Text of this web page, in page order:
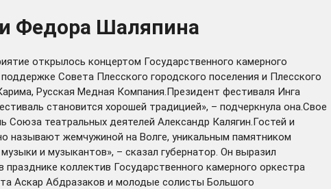
Федора Шаляпина
открылось концертом Государственного камерного
Совета Плесского городского поселения и Плесского
Русская Медная Компания.Президент фестиваля Инга
становится хорошей традицией», – подчеркнула она.Свое
театральных деятелей Александр Калягин.Гостей и
называют жемчужиной на Волге, уникальным памятником
и музыкантов», – сказал губернатор. Он выразил
коллектив Государственного камерного оркестра
Аскар Абдразаков и молодые солисты Большого